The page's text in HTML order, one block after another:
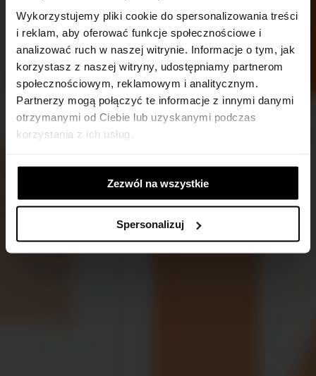
Wykorzystujemy pliki cookie do spersonalizowania treści
i reklam, aby oferować funkcje społecznościowe i
analizować ruch w naszej witrynie. Informacje o tym, jak
korzystasz z naszej witryny, udostępniamy partnerom
społecznościowym, reklamowym i analitycznym.
Partnerzy mogą połączyć te informacje z innymi danymi
otrzymanymi od Ciebie lub uzyskanymi podczas
korzystania z ich usług.
Zezwól na wszystkie
Spersonalizuj
*